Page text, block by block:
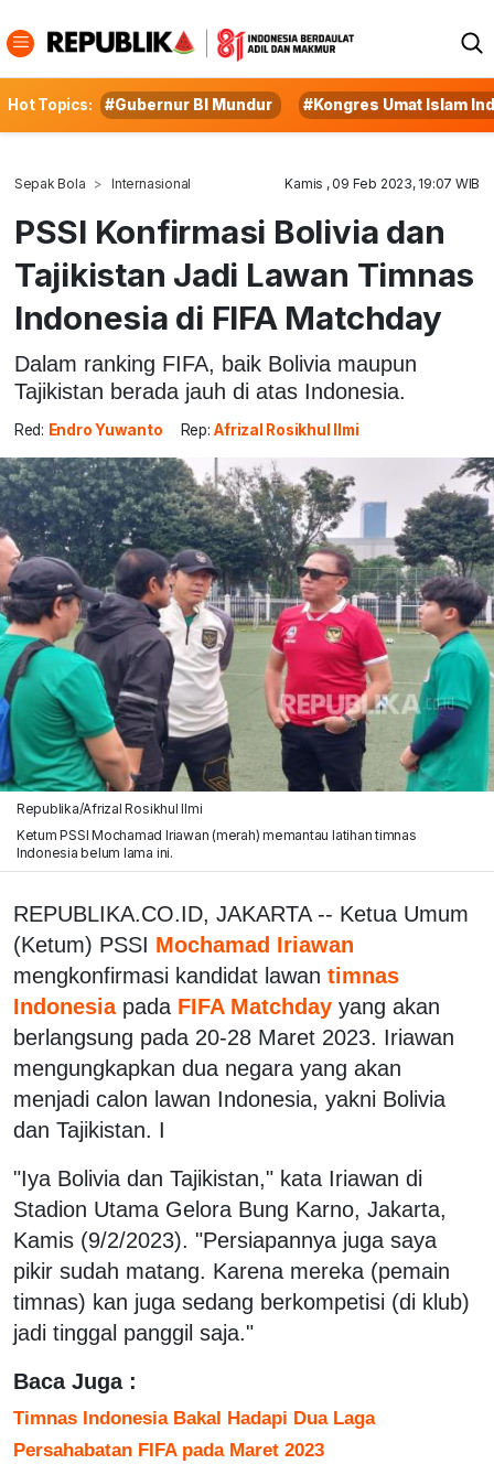
Hot Topics: #Gubernur BI Mundur #Kongres Umat Islam
Sepak Bola Internasional Kamis , 09 Feb 2023, 19:07 WIB
PSSI Konfirmasi Bolivia dan
Tajikistan Jadi Lawan Timnas
Indonesia di FIFA Matchday
Dalam ranking FIFA, baik Bolivia maupun
Tajikistan berada jauh di atas Indonesia.
Red: Endro Yuwanto Rep: Afrizal Rosikhul Ilmi
Republika/Afrizal Rosikhul Ilmi
Ketum PSSI Mochamad Iriawan (merah) memantau latihan timnas
Indonesia belum lama ini.
REPUBLIKA.CO.ID, JAKARTA -- Ketua Umum
(Ketum) PSSI Mochamad Iriawan
mengkonfirmasi kandidat lawan timnas
Indonesia pada FIFA Matchday yang akan
berlangsung pada 20-28 Maret 2023. Iriawan
mengungkapkan dua negara yang akan
menjadi calon lawan Indonesia, yakni Bolivia
dan Tajikistan. I
"Iya Bolivia dan Tajikistan," kata Iriawan di
Stadion Utama Gelora Bung Karno, Jakarta,
Kamis (9/2/2023). "Persiapannya juga saya
pikir sudah matang. Karena mereka (pemain
timnas) kan juga sedang berkompetisi (di klub)
jadi tinggal panggil saja."
Baca Juga :
Timnas Indonesia Bakal Hadapi Dua Laga
Persahabatan FIFA pada Maret 2023